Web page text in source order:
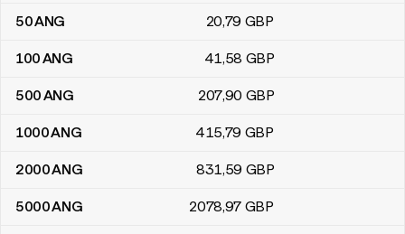
50ANG 20,79 GBP
100ANG 41,58 GBP
500ANG 207,90 GBP
1000ANG 415,79 GBP
2000ANG 831,59 GBP
5000ANG 2078,97 GBP